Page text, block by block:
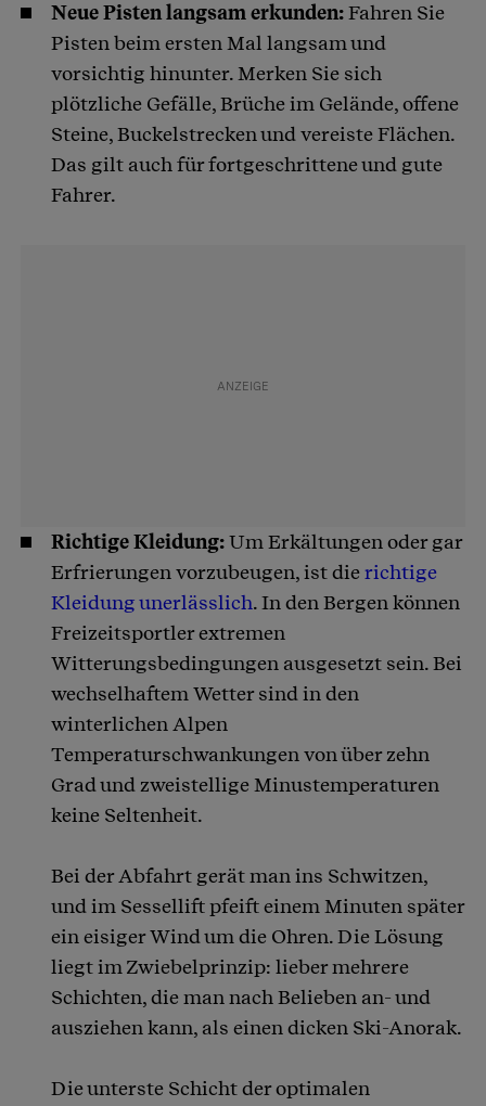
Neue Pisten langsam erkunden:Fahren Sie
Pisten beim ersten Mal langsam und
vorsichtig hinunter. Merken Sie sich
plötzliche Gefälle, Brüche im Gelände, offene
Steine, Buckelstrecken und vereiste Flächen.
Das gilt auch für fortgeschrittene und gute
Fahrer.
Richtige Kleidung:Um Erkältungen oder gar
Erfrierungen vorzubeugen, ist dierichtige
Kleidung unerlässlich. In den Bergen können
Freizeitsportler extremen
Witterungsbedingungen ausgesetzt sein. Bei
wechselhaftem Wetter sind in den
winterlichen Alpen
Temperaturschwankungen von über zehn
Grad und zweistellige Minustemperaturen
keine Seltenheit.
Bei der Abfahrt gerät man ins Schwitzen,
und im Sessellift pfeift einem Minuten später
ein eisiger Wind um die Ohren. Die Lösung
liegt im Zwiebelprinzip: lieber mehrere
Schichten, die man nach Belieben an- und
ausziehen kann, als einen dicken Ski-Anorak.
Die unterste Schicht der optimalen